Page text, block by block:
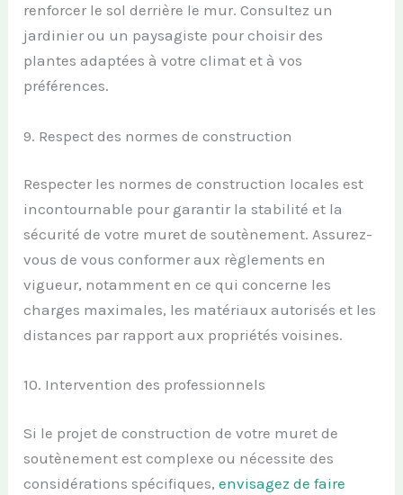
renforcer le sol derrière le mur. Consultez un
jardinier ou un paysagiste pour choisir des
plantes adaptées à votre climat et à vos
préférences.
9. Respect des normes de construction
Respecter les normes de construction locales est
incontournable pour garantir la stabilité et la
sécurité de votre muret de soutènement. Assurez-
vous de vous conformer aux règlements en
vigueur, notamment en ce qui concerne les
charges maximales, les matériaux autorisés et les
distances par rapport aux propriétés voisines.
10. Intervention des professionnels
Si le projet de construction de votre muret de
soutènement est complexe ou nécessite des
considérations spécifiques,envisagez de faire